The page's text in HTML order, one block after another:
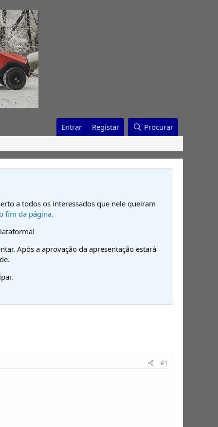
Entrar Registar Procurar
a todos os interessados que nele queiram
fim da página.
Após a aprovação da apresentação estará
#1